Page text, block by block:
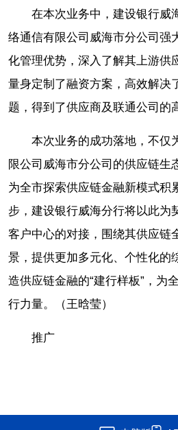
在本次业务中，建设银行威
络通信有限公司威海市分公司强
化管理优势，深入了解其上游供
量身定制了融资方案，高效解决
题，得到了供应商及联通公司的
本次业务的成功落地，不仅
限公司威海市分公司的供应链生
为全市探索供应链金融新模式积
步，建设银行威海分行将以此为
客户中心的对接，围绕其供应链
景，提供更加多元化、个性化的
造供应链金融的“建行样板”，为
行力量。（王晗莹）
推广